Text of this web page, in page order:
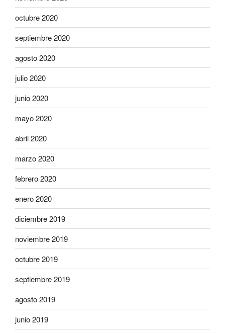
octubre 2020
septiembre 2020
agosto 2020
julio 2020
junio 2020
mayo 2020
abril 2020
marzo 2020
febrero 2020
enero 2020
diciembre 2019
noviembre 2019
octubre 2019
septiembre 2019
agosto 2019
junio 2019